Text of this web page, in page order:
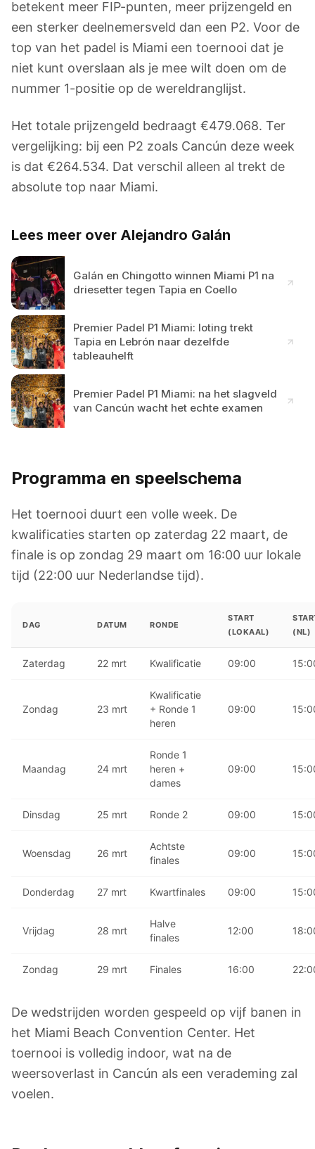
betekent meer FIP-punten, meer prijzengeld en
een sterker deelnemersveld dan een P2. Voor de
top van het padel is Miami een toernooi dat je
niet kunt overslaan als je mee wilt doen om de
nummer 1-positie op de wereldranglijst.
Het totale prijzengeld bedraagt €479.068. Ter
vergelijking: bij een P2 zoals Cancún deze week
is dat €264.534. Dat verschil alleen al trekt de
absolute top naar Miami.
Lees meer over Alejandro Galán
Galán en Chingotto winnen Miami P1 na
driesetter tegen Tapia en Coello
Premier Padel P1 Miami: loting trekt
Tapia en Lebrón naar dezelfde
tableauhelft
Premier Padel P1 Miami: na het slagveld
van Cancún wacht het echte examen
Programma en speelschema
Het toernooi duurt een volle week. De
kwalificaties starten op zaterdag 22 maart, de
finale is op zondag 29 maart om 16:00 uur lokale
tijd (22:00 uur Nederlandse tijd).
DAG DATUM RONDE
START
(LOKAAL)
(NL)
Zaterdag 22 mrt Kwalificatie 09:00
Zondag 23 mrt
Kwalificatie
+ Ronde 1
heren
09:00
Maandag 24 mrt
Ronde 1
heren +
dames
09:00
Dinsdag 25 mrt Ronde 2 09:00
Woensdag 26 mrt
Achtste
finales
09:00
Donderdag 27 mrt Kwartfinales 09:00
Vrijdag 28 mrt
Halve
finales
12:00
Zondag 29 mrt Finales 16:00
De wedstrijden worden gespeeld op vijf banen in
het Miami Beach Convention Center. Het
toernooi is volledig indoor, wat na de
weersoverlast in Cancún als een verademing zal
voelen.